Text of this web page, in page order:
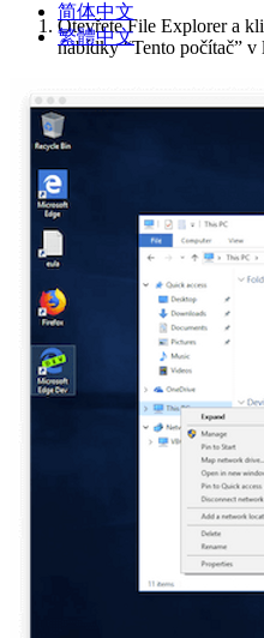
简体中文
繁體中文
Otevřete File Explorer a
nabídky “Tento počítač” v